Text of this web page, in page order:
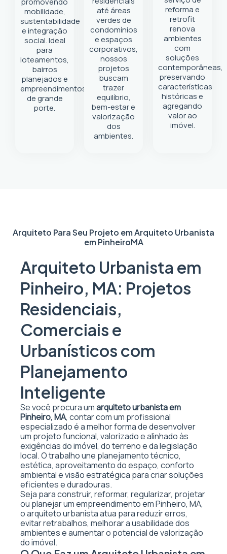
mobilidade,
sustentabilidade
e integração
social. Ideal
para
loteamentos,
bairros
planejados e
empreendimentos
de grande
porte.
até áreas
verdes de
condomínios
e espaços
corporativos,
nossos
projetos
buscam
trazer
equilíbrio,
bem-estar e
valorização
dos
ambientes.
reforma e
retrofit
renova
ambientes
com
soluções
contemporâneas,
preservando
características
históricas e
agregando
valor ao
imóvel.
Arquiteto Para Seu Projeto emArquiteto Urbanista
em PinheiroMA
Arquiteto Urbanista em
Pinheiro, MA: Projetos
Residenciais,
Comerciais e
Urbanísticos com
Planejamento
Inteligente
Se você procura umarquiteto urbanista em
Pinheiro, MA, contar com um profissional
especializado é a melhor forma de desenvolver
um projeto funcional, valorizado e alinhado às
exigências do imóvel, do terreno e da legislação
local. O trabalho une planejamento técnico,
estética, aproveitamento do espaço, conforto
ambiental e visão estratégica para criar soluções
eficientes e duradouras.
Seja para construir, reformar, regularizar, projetar
ou planejar um empreendimento em Pinheiro, MA,
o arquiteto urbanista atua para reduzir erros,
evitar retrabalhos, melhorar a usabilidade dos
ambientes e aumentar o potencial de valorização
do imóvel.